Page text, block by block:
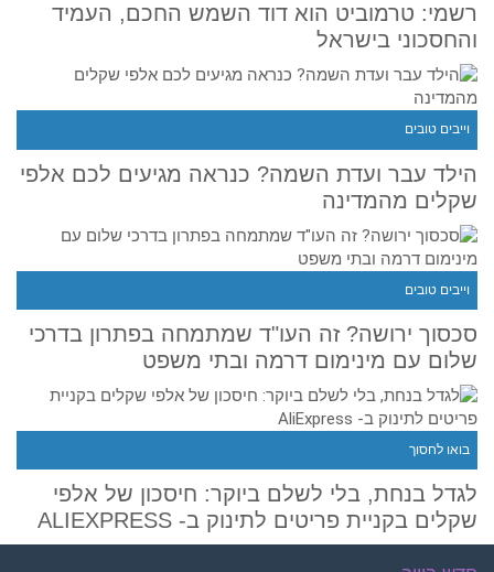
רשמי: טרמוביט הוא דוד השמש החכם, העמיד
והחסכוני בישראל
וייבים טובים
הילד עבר ועדת השמה? כנראה מגיעים לכם אלפי
שקלים מהמדינה
וייבים טובים
סכסוך ירושה? זה העו"ד שמתמחה בפתרון בדרכי
שלום עם מינימום דרמה ובתי משפט
בואו לחסוך
לגדל בנחת, בלי לשלם ביוקר: חיסכון של אלפי
שקלים בקניית פריטים לתינוק ב- ALIEXPRESS